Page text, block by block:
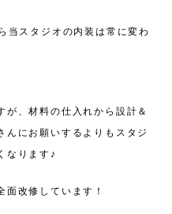
当スタジオの内装は常に変わ
が、材料の仕入れから設計＆
んにお願いするよりもスタジ
なります♪
改修しています！